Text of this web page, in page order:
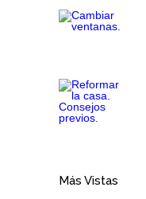
Más Vistas